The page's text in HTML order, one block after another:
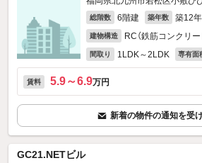
総階数 6階建 築年数 築12
建物構造 RC（鉄筋コンクリー
間取り 1LDK～2LDK 専有面
賃料 5.9～6.9万円
新着の物件の通知を受
GC21.NETビル